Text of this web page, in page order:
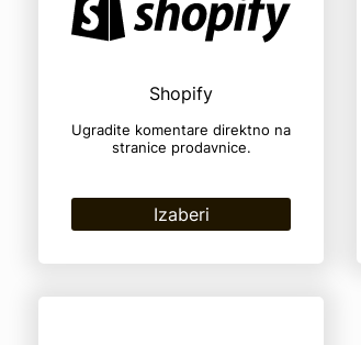
Shopify
Ugradite komentare direktno na
stranice prodavnice.
Izaberi